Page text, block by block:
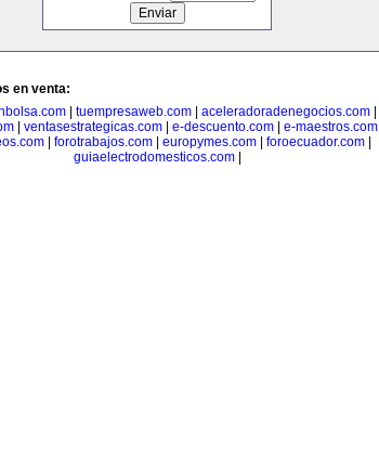
en venta:
tuempresaweb.com aceleradoradenegocios.com
| ventasestrategicas.com| e-descuento.com| e-maestros.com|
forotrabajos.com europymes.com foroecuador.com
guiaelectrodomesticos.com|